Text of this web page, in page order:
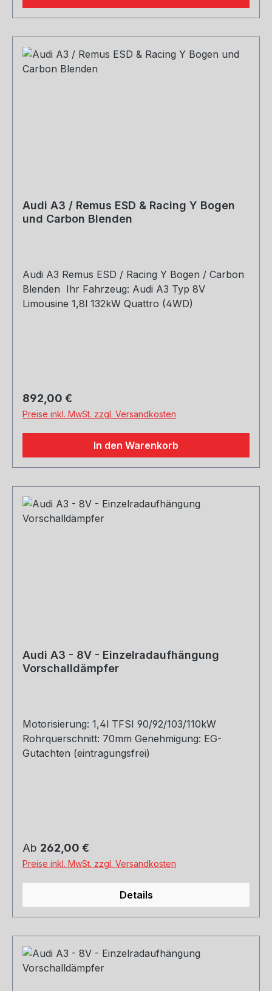
Audi A3 / Remus ESD & Racing Y Bogen
und Carbon Blenden
Audi A3 Remus ESD / Racing Y Bogen / Carbon
Blenden Ihr Fahrzeug: Audi A3 Typ 8V
Limousine 1,8l 132kW Quattro (4WD)
Regulärer Preis:
892,00 €
Preise inkl. MwSt. zzgl. Versandkosten
In den Warenkorb
Audi A3 - 8V - Einzelradaufhängung
Vorschalldämpfer
Motorisierung: 1,4l TFSI 90/92/103/110kW
Rohrquerschnitt: 70mm Genehmigung: EG-
Gutachten (eintragungsfrei)
Regulärer Preis:
Ab 262,00 €
Preise inkl. MwSt. zzgl. Versandkosten
Details